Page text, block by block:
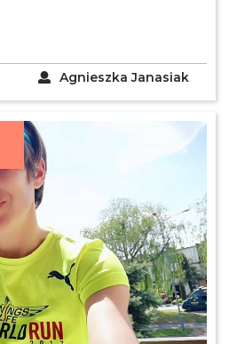
Agnieszka Janasiak